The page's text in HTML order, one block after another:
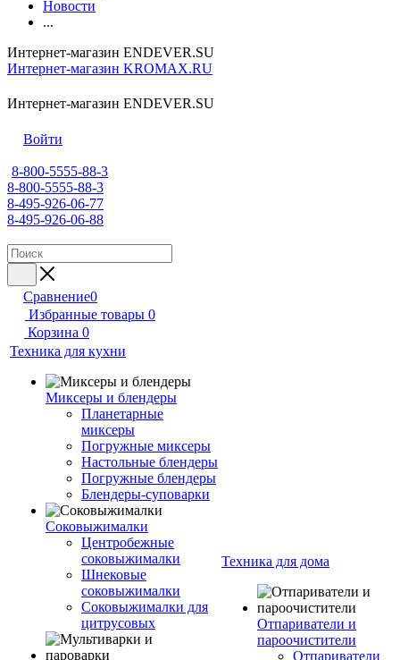
Новости
...
Интернет-магазин ENDEVER.SU
Интернет-магазин KROMAX.RU
Интернет-магазин ENDEVER.SU
Войти
8-800-5555-88-3
8-800-5555-88-3
8-495-926-06-77
8-495-926-06-88
Сравнение0
Избранные товары 0
Корзина 0
Техника для кухни
Миксеры и блендеры
Планетарные
миксеры
Погружные миксеры
Настольные блендеры
Погружные блендеры
Блендеры-суповарки
Соковыжималки
Центробежные
соковыжималки
Шнековые
соковыжималки
Соковыжималки для
цитрусовых
Техника для дома
Отпариватели и
пароочистители
Отпариватели